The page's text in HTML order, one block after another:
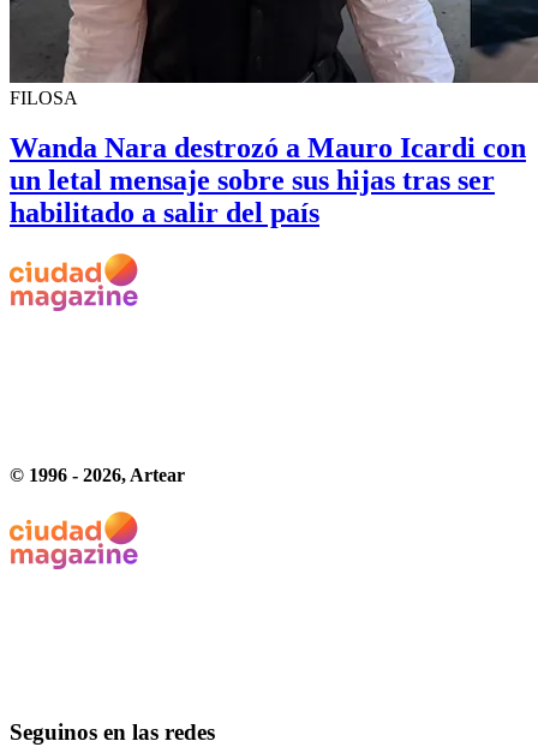
FILOSA
Wanda Nara destrozó a Mauro Icardi con
un letal mensaje sobre sus hijas tras ser
habilitado a salir del país
© 1996 - 2026, Artear
Seguinos en las redes